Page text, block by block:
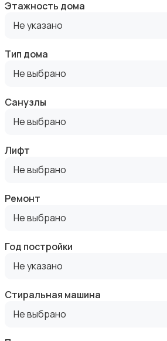
Аренда квартиры посуточно
Аренда дома посуточно
Этажность дома
Не указано
Тип дома
Не выбрано
Санузлы
Не выбрано
Лифт
Не выбрано
Ремонт
Не выбрано
Год постройки
Не указано
Стиральная машина
Не выбрано